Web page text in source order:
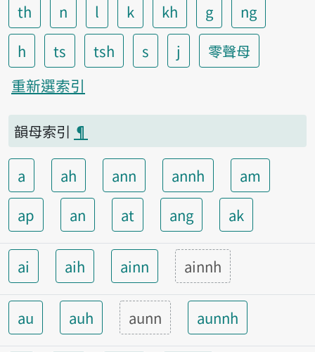
th
n l k kh g
ng
h
ts tsh s j
零聲母
重新選索引
韻母索引 ¶
a ah ann annh
am
ap
an at ang ak
ai aih ainn ainnh
au auh aunn aunnh